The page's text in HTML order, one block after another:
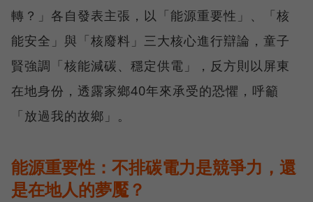
轉？」各自發表主張，以「能源重要性」、「核
能安全」與「核廢料」三大核心進行辯論，童子
賢強調「核能減碳、穩定供電」，反方則以屏東
在地身份，透露家鄉40年來承受的恐懼，呼籲
「放過我的故鄉」。
能源重要性：不排碳電力是競爭力，還
是在地人的夢魘？